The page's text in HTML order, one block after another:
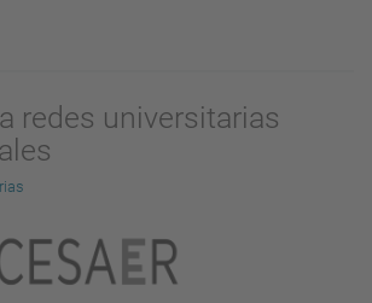
redes universitarias